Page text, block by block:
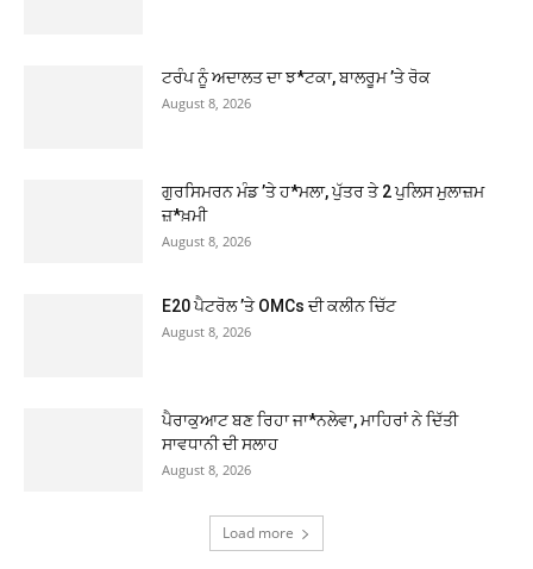
ਟਰੰਪ ਨੂੰ ਅਦਾਲਤ ਦਾ ਝ*ਟਕਾ, ਬਾਲਰੂਮ ’ਤੇ ਰੋਕ
August 8, 2026
ਗੁਰਸਿਮਰਨ ਮੰਡ ’ਤੇ ਹ*ਮਲਾ, ਪੁੱਤਰ ਤੇ 2 ਪੁਲਿਸ ਮੁਲਾਜ਼ਮ
ਜ਼*ਖ਼ਮੀ
August 8, 2026
E20 ਪੈਟਰੋਲ ’ਤੇ OMCs ਦੀ ਕਲੀਨ ਚਿੱਟ
August 8, 2026
ਪੈਰਾਕੁਆਟ ਬਣ ਰਿਹਾ ਜਾ*ਨਲੇਵਾ, ਮਾਹਿਰਾਂ ਨੇ ਦਿੱਤੀ
ਸਾਵਧਾਨੀ ਦੀ ਸਲਾਹ
August 8, 2026
Load more